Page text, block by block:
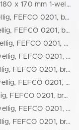
Faltkarton 4, 220 x 180 x 170 mm, 220 x 180 x 170 mm 1-wellig, FEFCO 0201, braun (24220180170)
Faltkarton 40, 455 x 300 x 375 mm, 1-wellig, FEFCO 0201, braun (24455300375)
Faltkarton 400L, 110 x 110 x 110 mm, 1-wellig, FEFCO 0201, braun (24110110110)
Faltkarton 45, 500 x 400 x 300 mm, 1-wellig, FEFCO 0201, braun (24500400301)
Faltkarton 450L, 150 x 150 x 100 mm, 1-wellig, FEFCO 0201, braun (24150150100)
Faltkarton 4L, 330 x 230 x 100 mm, 1-wellig, FEFCO 0201, braun (24330230100)
Faltkarton 500L, 150 x 150 x 150 mm, 1-wellig, FEFCO 0201, braun (24150150150)
Faltkarton 6, 300 x 200 x 160 mm, 1-wellig, FEFCO 0201, braun (24300200160)
Faltkarton 600L, 210 x 210 x 210 mm, 1-wellig, FEFCO 0201, braun (24210210210)
Faltkarton 7/2, 265 x 170 x 120 mm, 1-wellig, FEFCO 0201, braun (24265170120)